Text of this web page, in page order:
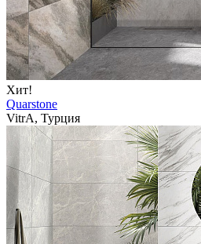
Хит!
Quarstone
VitrA, Турция